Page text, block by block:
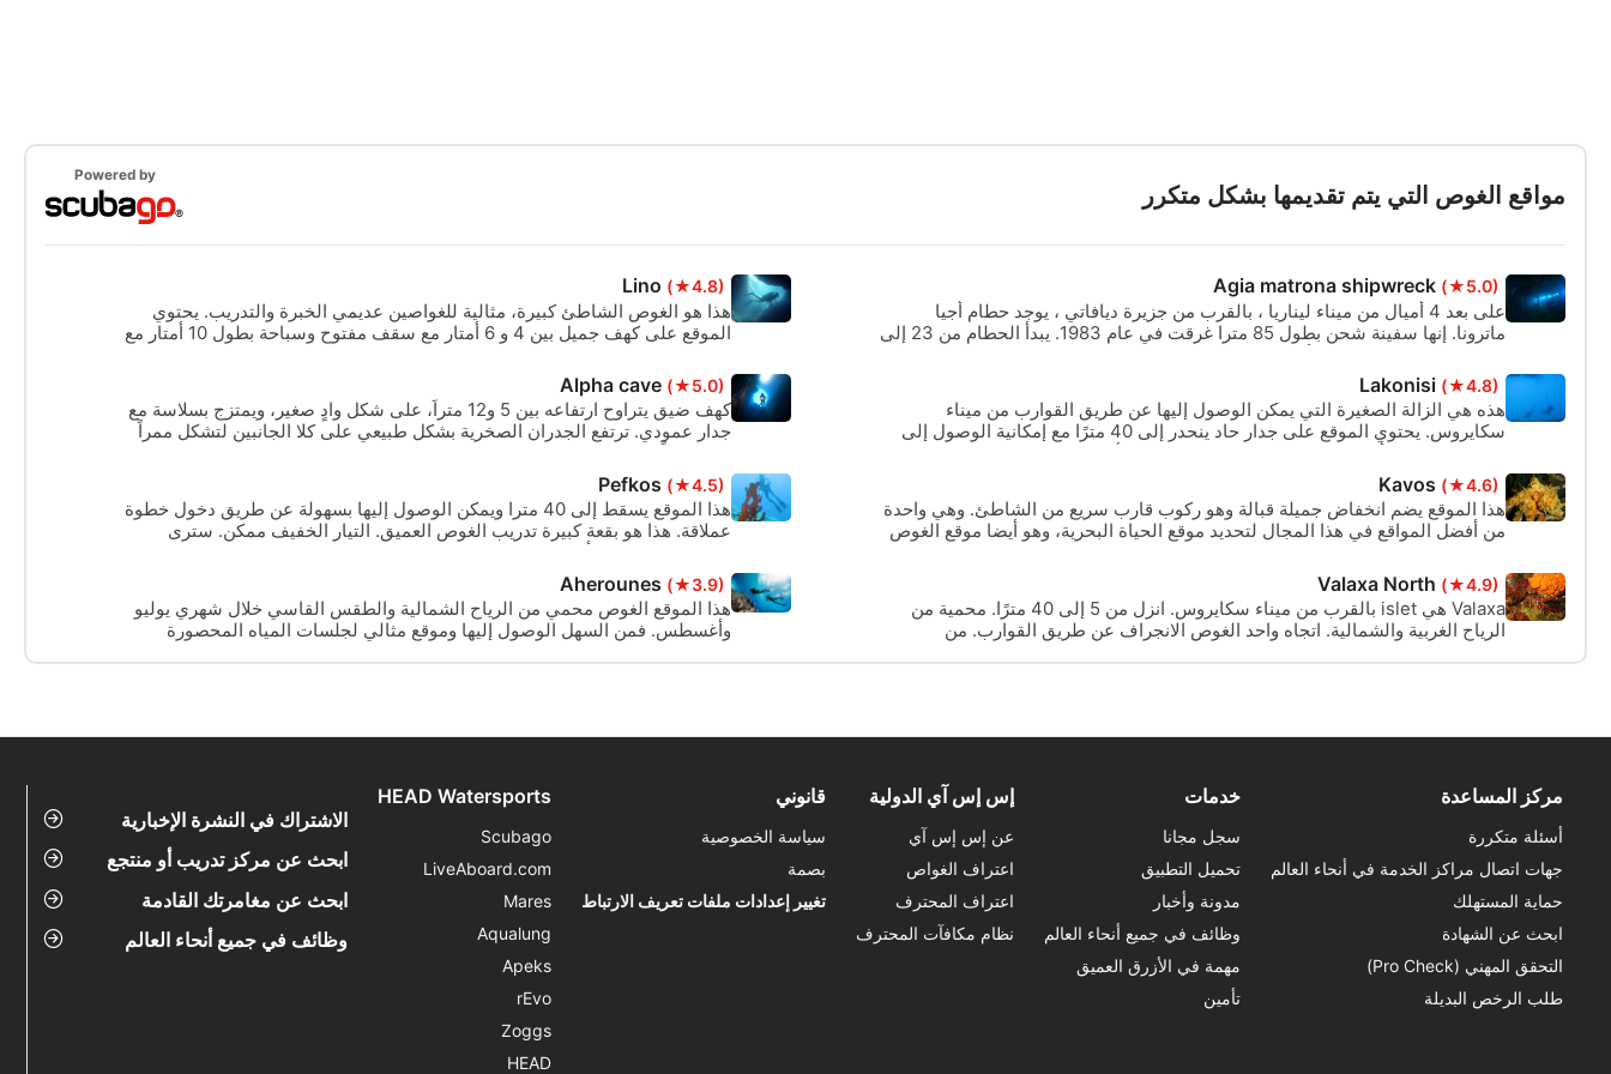
مواقع الغوص التي يتم تقديمها بشكل متكرر
Powered by
Agia matrona shipwreck (★5.0)
على بعد 4 أميال من ميناء ليناريا ، بالقرب من جزيرة ديافاتي ، يوجد حطام أجيا
ماترونا. إنها سفينة شحن بطول 85 مترا غرقت في عام 1983. يبدأ الحطام من 23 إلى
Lino (★4.8)
هذا هو الغوص الشاطئ كبيرة، مثالية للغواصين عديمي الخبرة والتدريب. يحتوي
الموقع على كهف جميل بين 4 و 6 أمتار مع سقف مفتوح وسباحة بطول 10 أمتار مع
Lakonisi (★4.8)
هذه هي الزالة الصغيرة التي يمكن الوصول إليها عن طريق القوارب من ميناء
سكايروس. يحتوي الموقع على جدار حاد ينحدر إلى 40 مترًا مع إمكانية الوصول إلى
Alpha cave (★5.0)
كهف ضيق يتراوح ارتفاعه بين 5 و12 متراً، على شكل وادٍ صغير، ويمتزج بسلاسة مع
جدار عمودي. ترتفع الجدران الصخرية بشكل طبيعي على كلا الجانبين لتشكل ممراً
Kavos (★4.6)
هذا الموقع يضم انخفاض جميلة قبالة وهو ركوب قارب سريع من الشاطئ. وهي واحدة
من أفضل المواقع في هذا المجال لتحديد موقع الحياة البحرية، وهو أيضا موقع الغوص
Pefkos (★4.5)
هذا الموقع يسقط إلى 40 مترا ويمكن الوصول إليها بسهولة عن طريق دخول خطوة
عملاقة. هذا هو بقعة كبيرة تدريب الغوص العميق. التيار الخفيف ممكن. سترى
Valaxa North (★4.9)
Valaxa هي islet بالقرب من ميناء سكايروس. انزل من 5 إلى 40 مترًا. محمية من
الرياح الغربية والشمالية. اتجاه واحد الغوص الانجراف عن طريق القوارب. من
Aherounes (★3.9)
هذا الموقع الغوص محمي من الرياح الشمالية والطقس القاسي خلال شهري يوليو
وأغسطس. فمن السهل الوصول إليها وموقع مثالي لجلسات المياه المحصورة
الاشتراك في النشرة الإخبارية
ابحث عن مركز تدريب أو منتجع
ابحث عن مغامرتك القادمة
وظائف في جميع أنحاء العالم
مركز المساعدة
أسئلة متكررة
جهات اتصال مراكز الخدمة في أنحاء العالم
حماية المستهلك
ابحث عن الشهادة
التحقق المهني (Pro Check)
طلب الرخص البديلة
خدمات
سجل مجانا
تحميل التطبيق
مدونة وأخبار
وظائف في جميع أنحاء العالم
مهمة في الأزرق العميق
تأمين
إس إس آي الدولية
عن إس إس آي
اعتراف الغواص
اعتراف المحترف
نظام مكافآت المحترف
قانوني
سياسة الخصوصية
بصمة
تغيير إعدادات ملفات تعريف الارتباط
HEAD Watersports
Scubago
LiveAboard.com
Mares
Aqualung
Apeks
rEvo
Zoggs
HEAD